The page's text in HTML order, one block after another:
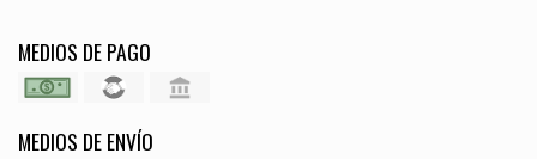
MEDIOS DE PAGO
MEDIOS DE ENVÍO